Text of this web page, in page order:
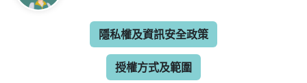
隱私權及資訊安全政策
授權方式及範圍